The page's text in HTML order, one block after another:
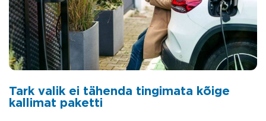
Tark valik ei tähenda tingimata kõige
kallimat paketti